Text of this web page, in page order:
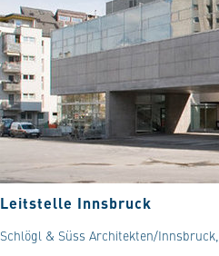
Leitstelle Innsbruck
Schlögl & Süss Architekten/